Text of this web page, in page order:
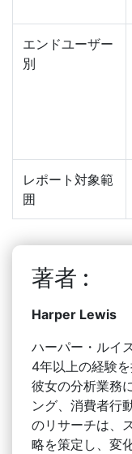
エンドユーザー
別
レポート対象範
囲
著者 :
Harper Lewis
ハーパー・ルイ
4年以上の経験
彼女の分析業務
ング、消費者行
のリサーチは、
略を策定し、変